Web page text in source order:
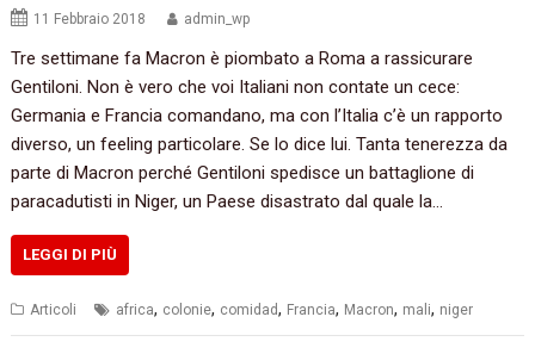
11 Febbraio 2018 admin_wp
Tre settimane fa Macron è piombato a Roma a rassicurare
Gentiloni. Non è vero che voi Italiani non contate un cece:
Germania e Francia comandano, ma con l’Italia c’è un rapporto
diverso, un feeling particolare. Se lo dice lui. Tanta tenerezza da
parte di Macron perché Gentiloni spedisce un battaglione di
paracadutisti in Niger, un Paese disastrato dal quale la…
LEGGI DI PIÙ
Articoli africa, colonie, comidad, Francia, Macron, mali, niger